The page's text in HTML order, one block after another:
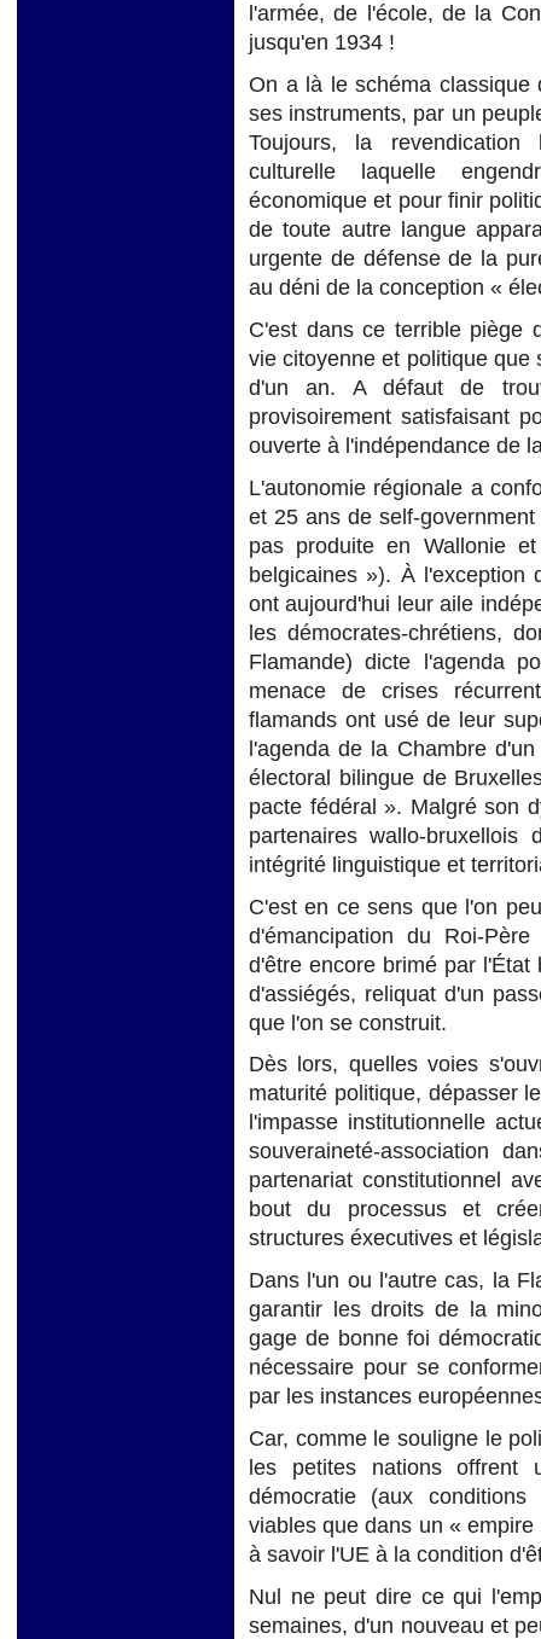
l'armée, de l'école, de la
jusqu'en 1934 !
On a là le schéma
ses instruments, par un
Toujours, la
culturelle laquelle
économique et pour finir
de toute autre langue
urgente de défense de la
au déni de la conception «
C'est dans ce terrible piège
vie citoyenne et politique que
d'un an. A défaut de
provisoirement satisfaisant
ouverte à l'indépendance de
L'autonomie régionale a
et 25 ans de self-
pas produite en Wallonie
belgicaines »). À l'exception
ont aujourd'hui leur aile
les démocrates-chrétiens,
Flamande) dicte l'agenda
menace de crises
flamands ont usé de leur
l'agenda de la Chambre
électoral bilingue de
pacte fédéral ». Malgré son
partenaires wallo-
intégrité linguistique et
C'est en ce sens que l'on
d'émancipation du Roi-
d'être encore brimé par
d'assiégés, reliquat d'un
que l'on se construit.
Dès lors, quelles voies
maturité politique, dépasser
l'impasse institutionnelle
souveraineté-association
partenariat constitutionnel
bout du processus et
structures éxecutives et
Dans l'un ou l'autre cas, la
garantir les droits de la
gage de bonne foi
nécessaire pour se
par les instances
Car, comme le souligne le
les petites nations offrent
démocratie (aux
viables que dans un «
à savoir l'UE à la condition
Nul ne peut dire ce qui
semaines, d'un nouveau et